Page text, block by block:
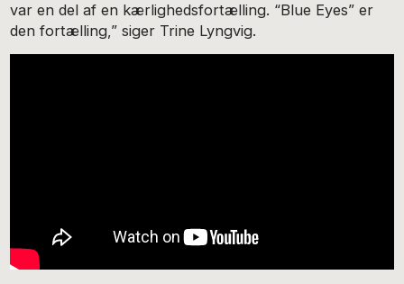
var en del af en kærlighedsfortælling. “Blue Eyes” er
den fortælling,” siger Trine Lyngvig.